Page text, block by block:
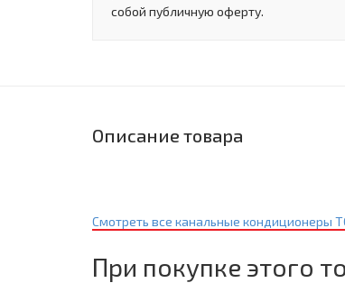
собой публичную оферту.
Описание товара
Смотреть все канальные кондиционеры
При покупке этого